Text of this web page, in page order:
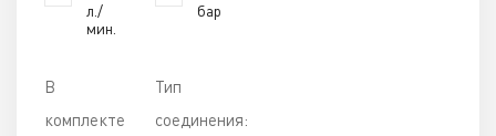
л./
мин.
бар
В
комплекте
Тип
соединения: